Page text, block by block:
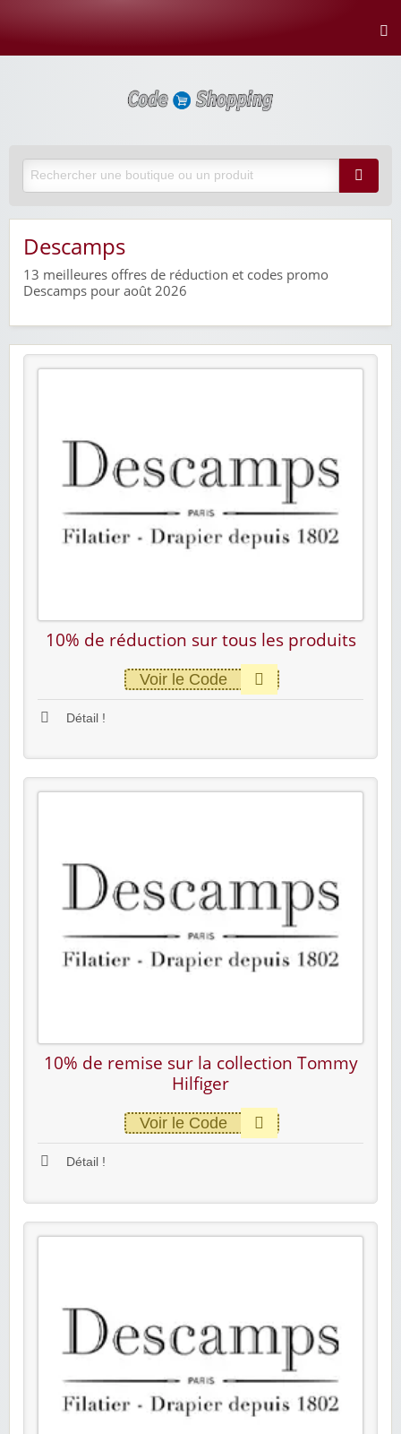
Descamps
13 meilleures offres de réduction et codes promo
Descamps pour août 2026
10% de réduction sur tous les produits
Voir le Code
Détail !
10% de remise sur la collection Tommy
Hilfiger
Voir le Code
Détail !